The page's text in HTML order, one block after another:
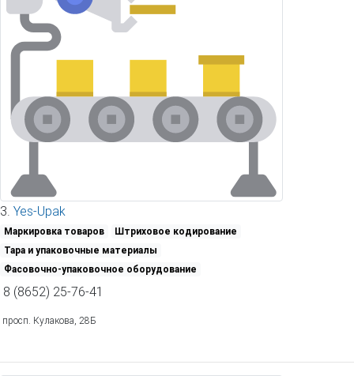
3. Yes-Upak
Маркировка товаров
Штриховое кодирование
Тара и упаковочные материалы
Фасовочно-упаковочное оборудование
8 (8652) 25-76-41
просп. Кулакова, 28Б